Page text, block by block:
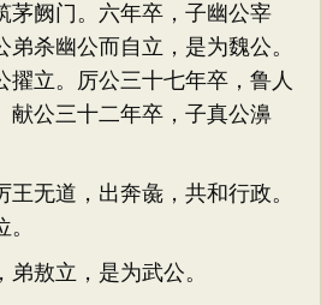
茅阙门。六年卒，子幽公宰
杀幽公而自立，是为魏公。
擢立。厉公三十七年卒，鲁人
献公三十二年卒，子真公濞
无道，出奔彘，共和行政。
敖立，是为武公。